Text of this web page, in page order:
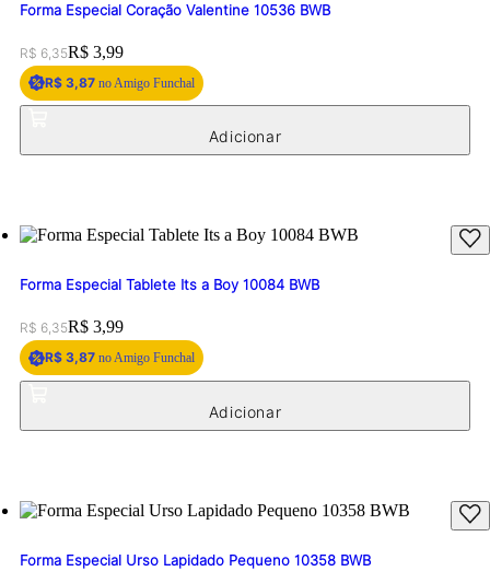
Forma Especial Coração Valentine 10536 BWB
Original price:
R$ 6,35Price:
R$ 3,99
R$ 3,87 no Amigo Funchal
Forma Especial Tablete Its a Boy 10084 BWB
Original price:
R$ 6,35Price:
R$ 3,99
R$ 3,87 no Amigo Funchal
Forma Especial Urso Lapidado Pequeno 10358 BWB